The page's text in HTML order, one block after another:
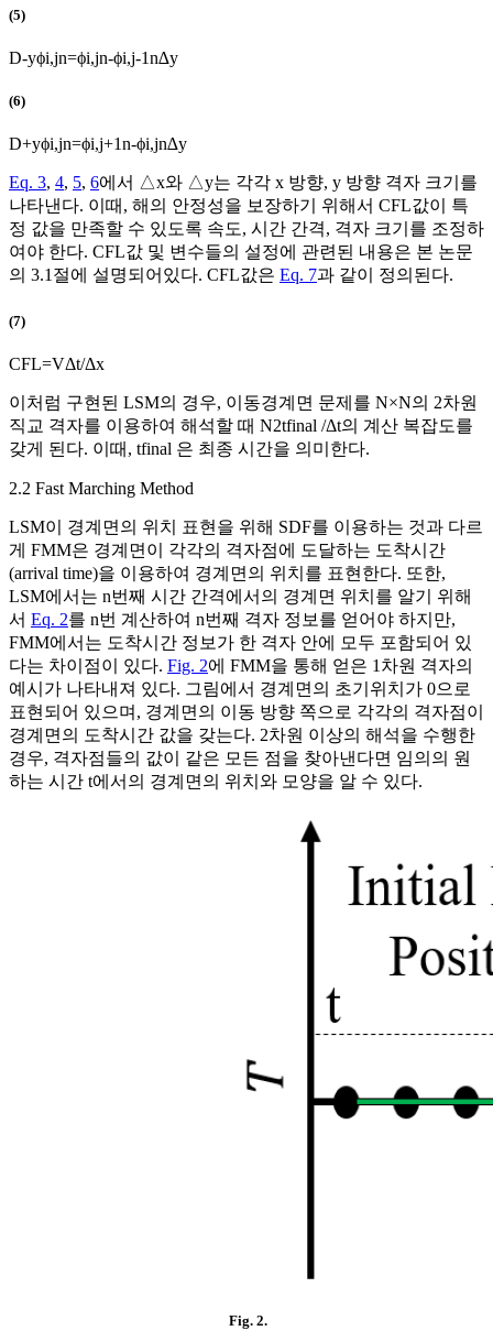
(5)
D-yϕi,jn=ϕi,jn-ϕi,j-1n∆y
(6)
D+yϕi,jn=ϕi,j+1n-ϕi,jn∆y
Eq. 3, 4, 5, 6에서 △x와 △y는 각각 x 방향, y 방향 격자 크기를
나타낸다. 이때, 해의 안정성을 보장하기 위해서 CFL값이 특
정 값을 만족할 수 있도록 속도, 시간 간격, 격자 크기를 조정하
여야 한다. CFL값 및 변수들의 설정에 관련된 내용은 본 논문
의 3.1절에 설명되어있다. CFL값은 Eq. 7과 같이 정의된다.
(7)
CFL=VΔt/Δx
이처럼 구현된 LSM의 경우, 이동경계면 문제를 N×N의 2차원
직교 격자를 이용하여 해석할 때 N2tfinal /Δt의 계산 복잡도를
갖게 된다. 이때, tfinal 은 최종 시간을 의미한다.
2.2 Fast Marching Method
LSM이 경계면의 위치 표현을 위해 SDF를 이용하는 것과 다르
게 FMM은 경계면이 각각의 격자점에 도달하는 도착시간
(arrival time)을 이용하여 경계면의 위치를 표현한다. 또한,
LSM에서는 n번째 시간 간격에서의 경계면 위치를 알기 위해
서 Eq. 2를 n번 계산하여 n번째 격자 정보를 얻어야 하지만,
FMM에서는 도착시간 정보가 한 격자 안에 모두 포함되어 있
다는 차이점이 있다. Fig. 2에 FMM을 통해 얻은 1차원 격자의
예시가 나타내져 있다. 그림에서 경계면의 초기위치가 0으로
표현되어 있으며, 경계면의 이동 방향 쪽으로 각각의 격자점이
경계면의 도착시간 값을 갖는다. 2차원 이상의 해석을 수행한
경우, 격자점들의 값이 같은 모든 점을 찾아낸다면 임의의 원
하는 시간 t에서의 경계면의 위치와 모양을 알 수 있다.
Fig. 2.